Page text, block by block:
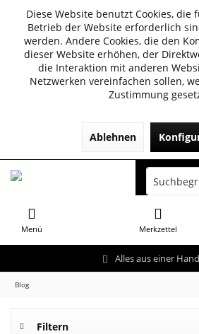
Diese Website benutzt Cookies, die
Betrieb der Website erforderlich
werden. Andere Cookies, die den
dieser Website erhöhen, der
die Interaktion mit anderen
Netzwerken vereinfachen sollen,
Zustimmung
Ablehnen
Alles aus einer Hand
Menü Merkzettel
Blog
Filtern